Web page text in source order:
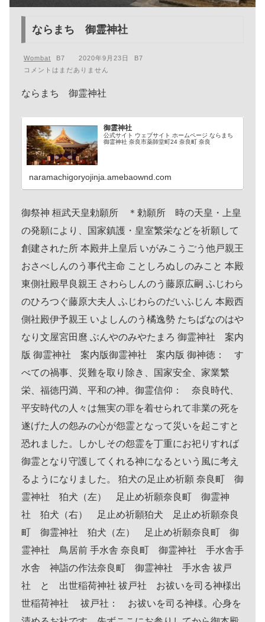
ならまち 御霊神社
Wombat
2020年9月23日
コメントはまだありません
ならまち 御霊神社
御霊神社
公式サイト ウェブサイト ホームページ ならまち
御霊神社 奈良市薬師堂町24 奈良町 奈良
naramachigoryojinja.amebaownd.com
御祭神 桓武天皇勅願所 ＊勅願所 時の天皇・上皇
の発願により、国家鎮護・皇室繁栄などを祈願して
創建された所 本殿井上皇后 いがみこうごう他戸親王
おさべしんのう事代主命 ことしろぬしのみこと 本殿
東側社殿早良親王 さわらしんのう藤原広嗣 ふじわら
のひろつぐ藤原大夫人 ふじわらのだいふじん 本殿西
側社殿伊予親王 いよしんのう橘逸勢 たちばなのはや
なり文屋宮田麿 ぶんやのみやたまろ 御霊神社 案内
版 御霊神社 案内版御霊神社 案内版 御神徳： す
べての禍事、災難を取り除き、国家安全、家業繁
栄、福徳円満、平和の神。御霊信仰： 奈良時代、
平安時代の人々は無実の罪を着せられて非業の死を
遂げた人の怨みの心が怨霊となって災いを起こすと
恐れました。しかしその怨霊を丁重にお祀りすれば
御霊となり守護してくれる神になるという風に考え
るようになりました。 狛犬の足止め祈願 奈良町 御
霊神社 狛犬（左） 足止め祈願奈良町 御霊神
社 狛犬（右） 足止め祈願狛犬 足止め祈願奈良
町 御霊神社 狛犬（左） 足止め祈願奈良町 御
霊神社 鳥居前 手水舎 奈良町 御霊神社 手水舎手
水舎 神詣の作法奈良町 御霊神社 手水舎 祓戸
社 と 出世稲荷神社 祓戸社 お祓いを司る神様出
世稲荷神社 祓戸社： お祓いを司る神様。心身を